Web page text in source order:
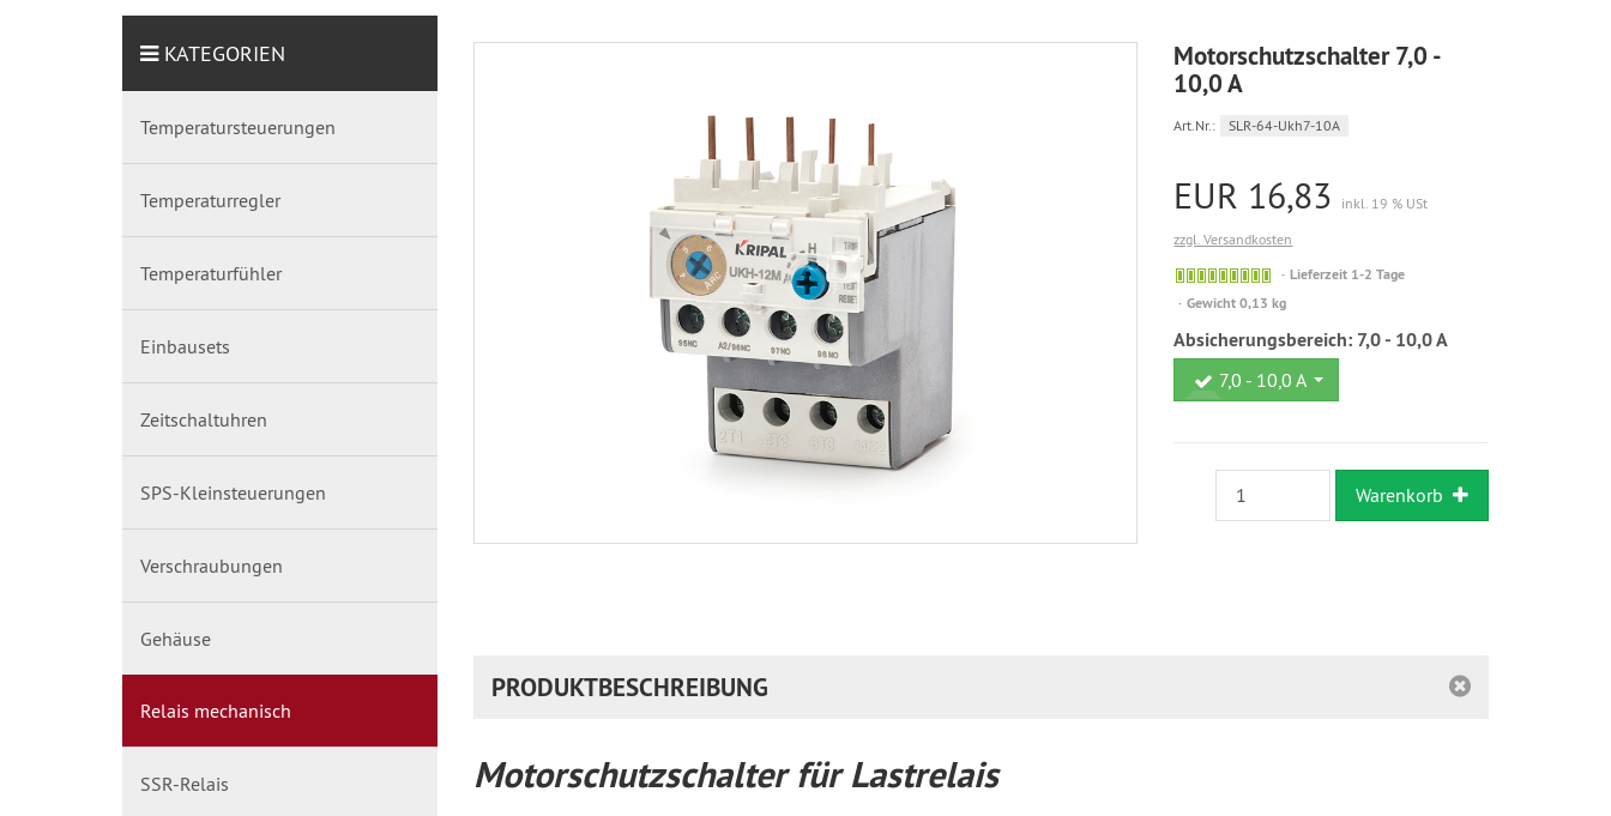
Motorschutzschalter 7,0 -
10,0 A
Art.Nr.: SLR-64-Ukh7-10A
EUR 16,83
inkl. 19 % USt
zzgl. Versandkosten
Sofort
versandfähig,
ausreichende
Stückzahl
Lieferzeit 1-2 Tage
Gewicht 0,13 kg
Absicherungsbereich: 7,0 - 10,0 A
7,0 - 10,0 A
Warenkorb
PRODUKTBESCHREIBUNG
Motorschutzschalter für Lastrelais
KATEGORIEN
Temperatursteuerungen
Temperaturregler
Temperaturfühler
Einbausets
Zeitschaltuhren
SPS-Kleinsteuerungen
Verschraubungen
Gehäuse
Relais mechanisch
SSR-Relais